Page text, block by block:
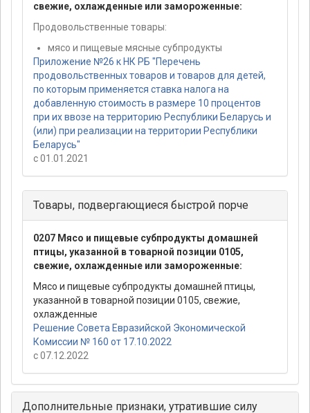
свежие, охлажденные или замороженные:
Продовольственные товары:
мясо и пищевые мясные субпродукты
Приложение №26 к НК РБ "Перечень
продовольственных товаров и товаров для детей,
по которым применяется ставка налога на
добавленную стоимость в размере 10 процентов
при их ввозе на территорию Республики Беларусь и
(или) при реализации на территории Республики
Беларусь"
с 01.01.2021
Товары, подвергающиеся быстрой порче
0207 Мясо и пищевые субпродукты домашней
птицы, указанной в товарной позиции 0105,
свежие, охлажденные или замороженные:
Мясо и пищевые субпродукты домашней птицы,
указанной в товарной позиции 0105, свежие,
охлажденные
Решение Совета Евразийской Экономической
Комиссии № 160 от 17.10.2022
с 07.12.2022
Дополнительные признаки, утратившие силу